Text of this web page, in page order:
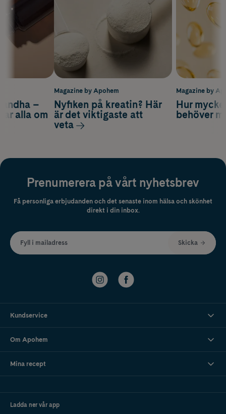
Magazine by
Hur
behöver
–
alla om
Magazine by Apohem
Nyfiken på kreatin? Här
är det viktigaste att
veta
Prenumerera på vårt nyhetsbrev
Få personliga erbjudanden och det senaste inom hälsa och skönhet
direkt i din inbox.
Fyll i mailadress Skicka
Kundservice
Om Apohem
Mina recept
Ladda ner vår app